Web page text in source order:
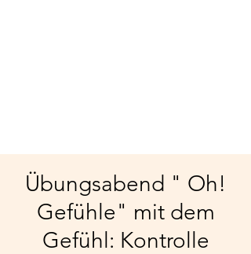
Übungsabend " Oh!
Gefühle" mit dem
Gefühl: Kontrolle